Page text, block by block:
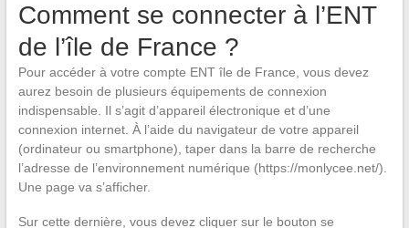
Comment se connecter à l’ENT
de l’île de France ?
Pour accéder à votre compte ENT île de France, vous devez
aurez besoin de plusieurs équipements de connexion
indispensable. Il s’agit d’appareil électronique et d’une
connexion internet. À l’aide du navigateur de votre appareil
(ordinateur ou smartphone), taper dans la barre de recherche
l’adresse de l’environnement numérique (https://monlycee.net/).
Une page va s’afficher.
Sur cette dernière, vous devez cliquer sur le bouton se